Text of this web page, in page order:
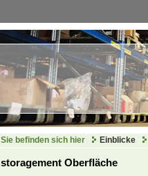
Sie befinden sich hier Einblicke
storagement Oberfläche